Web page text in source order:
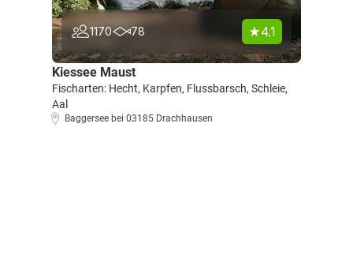
1170 78 4.1
Kiessee Maust
Fischarten: Hecht, Karpfen, Flussbarsch, Schleie,
Aal
Baggersee bei 03185 Drachhausen